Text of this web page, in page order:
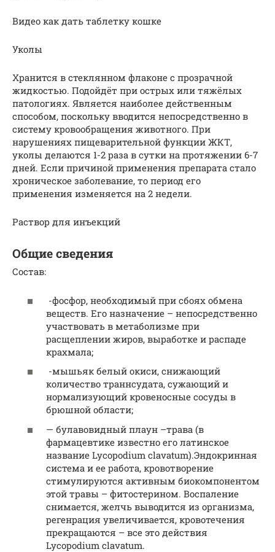
Видео как дать таблетку кошке
Уколы
Хранится в стеклянном флаконе с прозрачной
жидкостью. Подойдёт при острых или тяжёлых
патологиях. Является наиболее действенным
способом, поскольку вводится непосредственно в
систему кровообращения животного. При
нарушениях пищеварительной функции ЖКТ,
уколы делаются 1-2 раза в сутки на протяжении 6-7
дней. Если причиной применения препарата стало
хроническое заболевание, то период его
применения изменяется на 2 недели.
Раствор для инъекций
Общие сведения
Состав:
-фосфор, необходимый при сбоях обмена
веществ. Его назначение – непосредственно
участвовать в метаболизме при
расщеплении жиров, выработке и распаде
крахмала;
-мышьяк белый окиси, снижающий
количество траннсудата, сужающий и
нормализующий кровеносные сосуды в
брюшной области;
— булавовидный плаун –трава (в
фармацевтике известно его латинское
название Lycopodium clavatum).Эндокринная
система и ее работа, кровотворение
стимулируются активным биокомпонентом
этой травы – фитостерином. Воспаление
снимается, желчь выводится из организма,
регенрация увеличивается, кровотечения
прекращаются – все это действия
Lycopodium clavatum.